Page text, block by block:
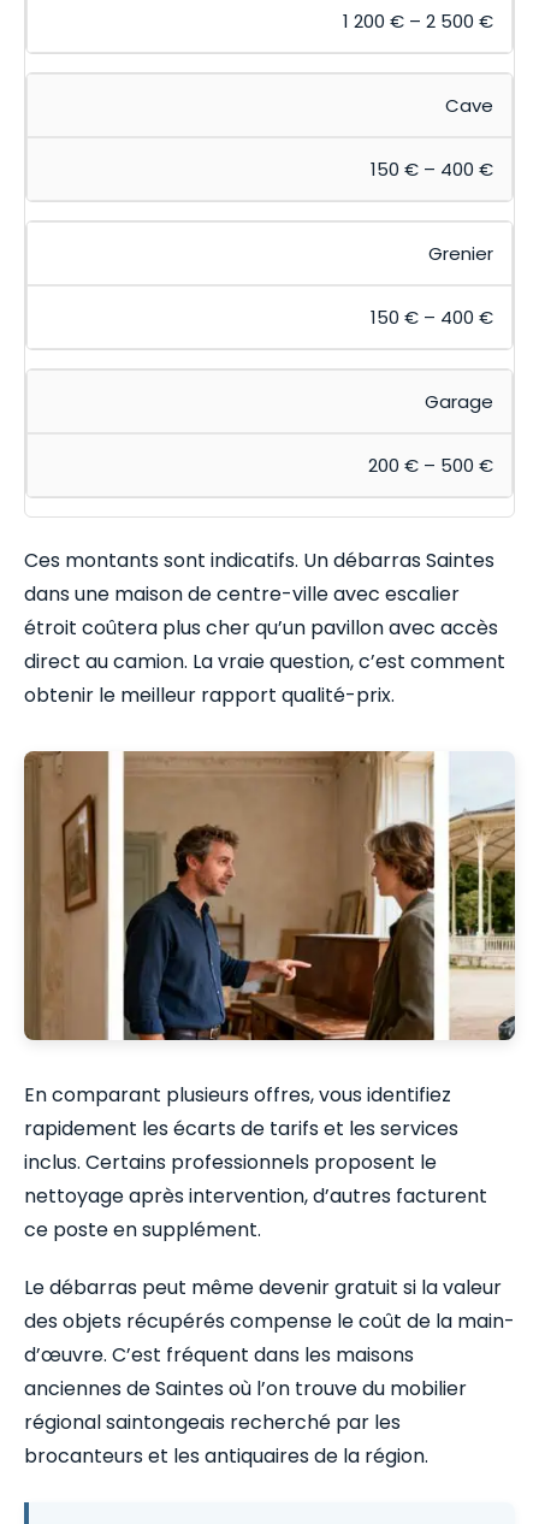
1 200 € – 2 500 €
Cave
150 € – 400 €
Grenier
150 € – 400 €
Garage
200 € – 500 €
Ces montants sont indicatifs. Un débarras Saintes
dans une maison de centre-ville avec escalier
étroit coûtera plus cher qu’un pavillon avec accès
direct au camion. La vraie question, c’est comment
obtenir le meilleur rapport qualité-prix.
En comparant plusieurs offres, vous identifiez
rapidement les écarts de tarifs et les services
inclus. Certains professionnels proposent le
nettoyage après intervention, d’autres facturent
ce poste en supplément.
Le débarras peut même devenir gratuit si la valeur
des objets récupérés compense le coût de la main-
d’œuvre. C’est fréquent dans les maisons
anciennes de Saintes où l’on trouve du mobilier
régional saintongeais recherché par les
brocanteurs et les antiquaires de la région.